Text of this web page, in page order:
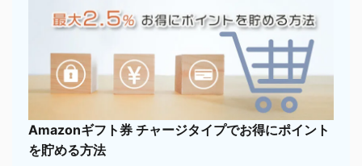
Amazonギフト券 チャージタイプでお得にポイント
を貯める方法